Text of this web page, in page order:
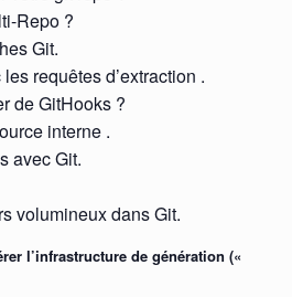
Repo ?
Git.
requêtes d’extraction .
de GitHooks ?
interne .
avec Git.
volumineux dans Git.
l’infrastructure de génération («